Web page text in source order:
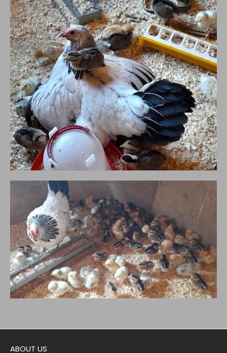
ABOUT US